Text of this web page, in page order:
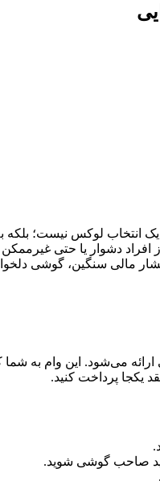
لوکس نیست؛ بلکه
دشوار یا حتی غیرممکن
مالی سنگین، گوشی
می‌شود. این وام به
یکجا پرداخت کنید.
صاحب گوشی شوید.